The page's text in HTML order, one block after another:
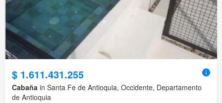
$ 1.611.431.255
Cabaña in Santa Fe de Antioquia, Occidente, Departamento
de Antioquia